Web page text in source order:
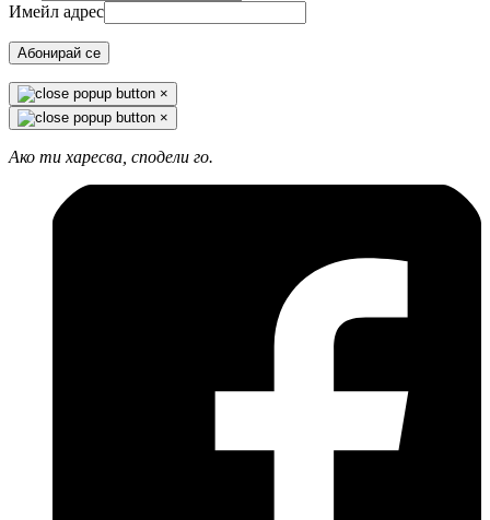
Имейл адрес
Абонирай се
×
×
Ако ти харесва, сподели го.